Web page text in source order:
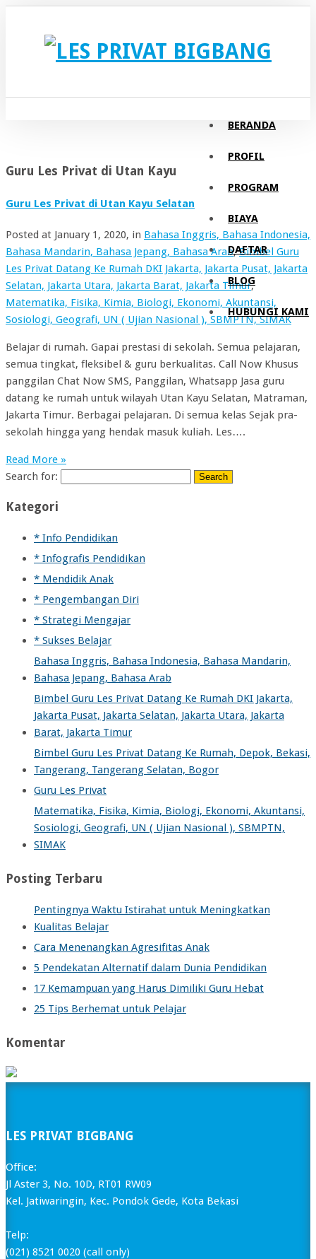
BERANDA
PROFIL
PROGRAM
BIAYA
DAFTAR
BLOG
HUBUNGI KAMI
Guru Les Privat di Utan Kayu
Guru Les Privat di Utan Kayu Selatan
Posted at January 1, 2020, in Bahasa Inggris, Bahasa Indonesia,
Bahasa Mandarin, Bahasa Jepang, Bahasa Arab,Bimbel Guru
Les Privat Datang Ke Rumah DKI Jakarta, Jakarta Pusat, Jakarta
Selatan, Jakarta Utara, Jakarta Barat, Jakarta Timur,
Matematika, Fisika, Kimia, Biologi, Ekonomi, Akuntansi,
Sosiologi, Geografi, UN ( Ujian Nasional ), SBMPTN, SIMAK
Belajar di rumah. Gapai prestasi di sekolah. Semua pelajaran,
semua tingkat, fleksibel & guru berkualitas. Call Now Khusus
panggilan Chat Now SMS, Panggilan, Whatsapp Jasa guru
datang ke rumah untuk wilayah Utan Kayu Selatan, Matraman,
Jakarta Timur. Berbagai pelajaran. Di semua kelas Sejak pra-
sekolah hingga yang hendak masuk kuliah. Les….
Read More »
Search for:
Kategori
* Info Pendidikan
* Infografis Pendidikan
* Mendidik Anak
* Pengembangan Diri
* Strategi Mengajar
* Sukses Belajar
Bahasa Inggris, Bahasa Indonesia, Bahasa Mandarin,
Bahasa Jepang, Bahasa Arab
Bimbel Guru Les Privat Datang Ke Rumah DKI Jakarta,
Jakarta Pusat, Jakarta Selatan, Jakarta Utara, Jakarta
Barat, Jakarta Timur
Bimbel Guru Les Privat Datang Ke Rumah, Depok, Bekasi,
Tangerang, Tangerang Selatan, Bogor
Guru Les Privat
Matematika, Fisika, Kimia, Biologi, Ekonomi, Akuntansi,
Sosiologi, Geografi, UN ( Ujian Nasional ), SBMPTN,
SIMAK
Posting Terbaru
Pentingnya Waktu Istirahat untuk Meningkatkan
Kualitas Belajar
Cara Menenangkan Agresifitas Anak
5 Pendekatan Alternatif dalam Dunia Pendidikan
17 Kemampuan yang Harus Dimiliki Guru Hebat
25 Tips Berhemat untuk Pelajar
Komentar
LES PRIVAT BIGBANG
Office:
Jl Aster 3, No. 10D, RT01 RW09
Kel. Jatiwaringin, Kec. Pondok Gede, Kota Bekasi
Telp:
(021) 8521 0020 (call only)